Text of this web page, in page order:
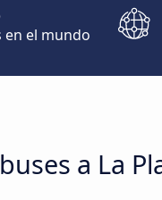
el mundo
a La